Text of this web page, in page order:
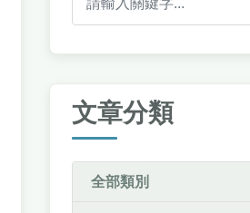
文章分類
全部類別